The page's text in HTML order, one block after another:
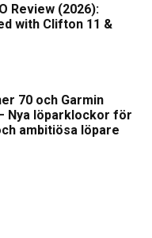
Review (2026):
with Clifton 11 &
70 och Garmin
Nya löparklockor för
ambitiösa löpare